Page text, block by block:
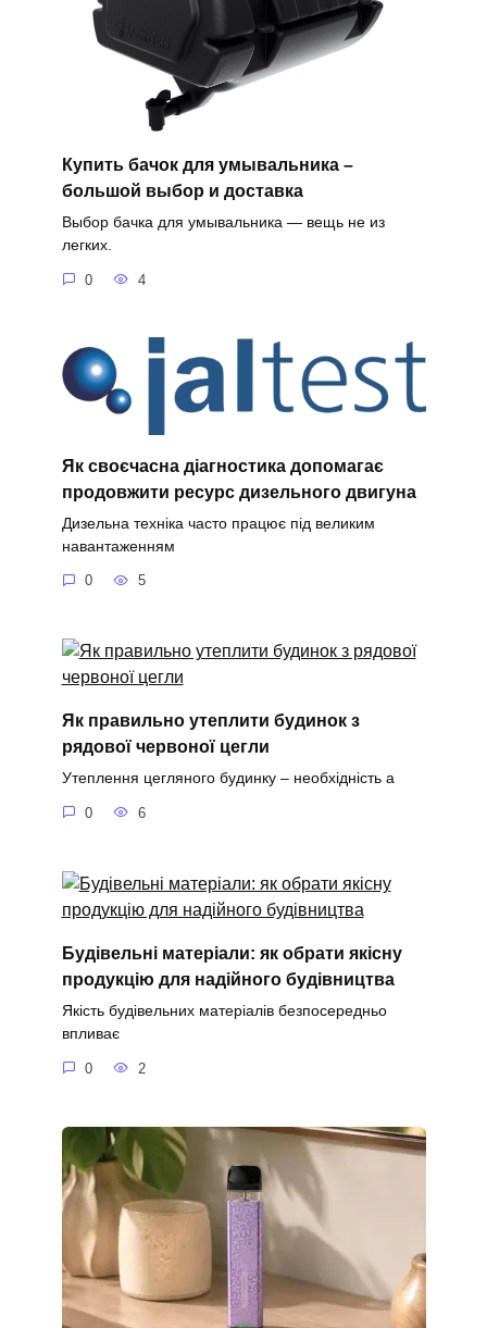
Купить бачок для умывальника –
большой выбор и доставка
Выбор бачка для умывальника — вещь не из
легких.
0 4
Як своєчасна діагностика допомагає
продовжити ресурс дизельного двигуна
Дизельна техніка часто працює під великим
навантаженням
0 5
Як правильно утеплити будинок з
рядової червоної цегли
Утеплення цегляного будинку – необхідність а
0 6
Будівельні матеріали: як обрати якісну
продукцію для надійного будівництва
Якість будівельних матеріалів безпосередньо
впливає
0 2